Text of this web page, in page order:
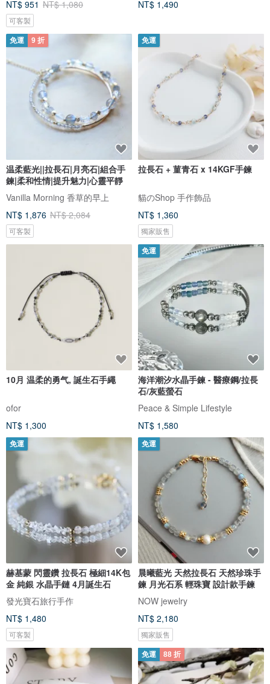
NT$ 951 NT$ 1,080
可客製
NT$ 1,490
免運 9 折
温柔藍光||拉長石|月亮石|組合手
鍊|柔和性情|提升魅力|心靈平靜
Vanilla Morning 香草的早上
NT$ 1,876 NT$ 2,084
可客製
免運
拉長石 + 菫青石 x 14KGF手鍊
貓のShop 手作飾品
NT$ 1,360
獨家販售
10月 温柔的勇气, 誕生石手繩
ofor
NT$ 1,300
免運
海洋潮汐水晶手鍊 - 醫療鋼/拉長
石/灰藍螢石
Peace & Simple Lifestyle
NT$ 1,580
免運
赫基蒙 閃靈鑽 拉長石 極細14K包
金 純銀 水晶手鏈 4月誕生石
發光寶石旅行手作
NT$ 1,480
可客製
免運
晨曦藍光 天然拉長石 天然珍珠手
鍊 月光石系 輕珠寶 設計款手鍊
NOW jewelry
NT$ 2,180
獨家販售
免運 88 折